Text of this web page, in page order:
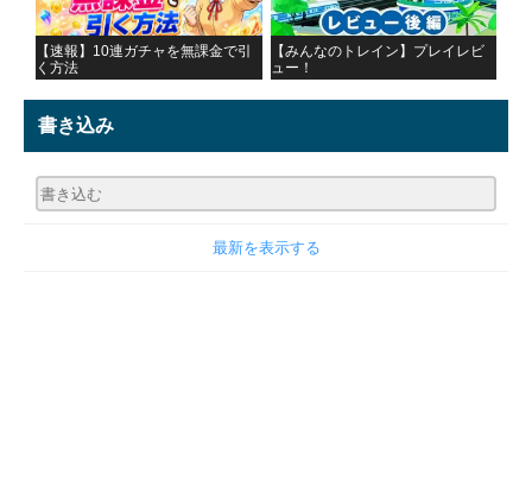
【速報】10連ガチャを無課金で引
く方法
【みんなのトレイン】プレイレビ
ュー！
書き込み
最新を表示する